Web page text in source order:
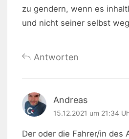
zu gendern, wenn es
und nicht seiner selbst
Antworten
Andreas
15.12.2021 um 21:34
Der oder die Fahrer/in des